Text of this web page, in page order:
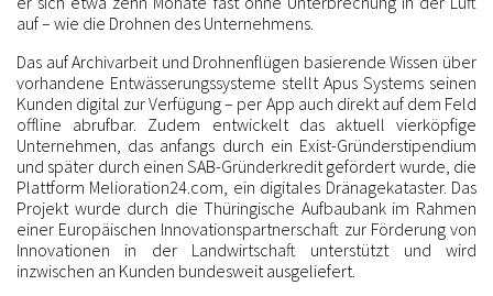
auf – wie die Drohnen des Unternehmens.
Das auf Archivarbeit und Drohnenflügen basierende Wissen über
vorhandene Entwässerungssysteme stellt Apus Systems seinen
Kunden digital zur Verfügung – per App auch direkt auf dem Feld
offline abrufbar. Zudem entwickelt das aktuell vierköpfige
Unternehmen, das anfangs durch ein Exist-Gründerstipendium
und später durch einen SAB-Gründerkredit gefördert wurde, die
Plattform Melioration24.com, ein digitales Dränagekataster. Das
Projekt wurde durch die Thüringische Aufbaubank im Rahmen
einer Europäischen Innovationspartnerschaft zur Förderung von
Innovationen in der Landwirtschaft unterstützt und wird
inzwischen an Kunden bundesweit ausgeliefert.